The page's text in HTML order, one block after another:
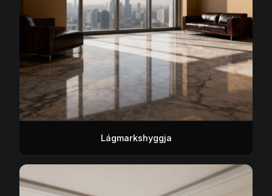
Lágmarkshyggja